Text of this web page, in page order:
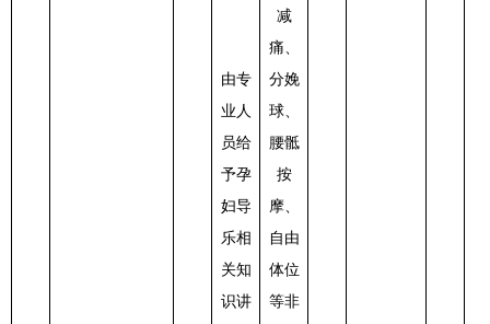
由专
业人
员给
予孕
妇导
乐相
关知
识讲
减
痛、
分娩
球、
腰骶
按
摩、
自由
体位
等非